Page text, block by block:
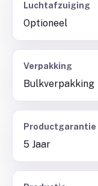
Luchtafzuiging
Optioneel
Verpakking
Bulkverpakking
Productgarantie
5 Jaar